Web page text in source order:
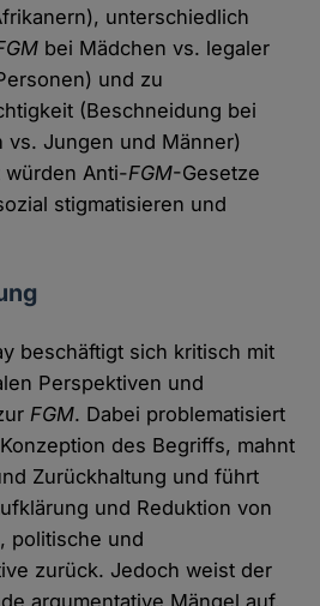
unterschiedlich
bei Mädchen vs. legaler
und zu
(Beschneidung bei
vs. Jungen und Männer)
würden Anti-FGM-Gesetze
stigmatisieren und
beschäftigt sich kritisch mit
Perspektiven und
FGM. Dabei problematisiert
des Begriffs, mahnt
Zurückhaltung und führt
und Reduktion von
politische und
zurück. Jedoch weist der